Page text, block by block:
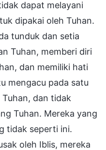
dapat melayani
dipakai oleh Tuhan.
tunduk dan setia
Tuhan, memberi diri
dan memiliki hati
mengacu pada satu
dan tidak
Tuhan. Mereka yang
tidak seperti ini.
oleh Iblis, mereka